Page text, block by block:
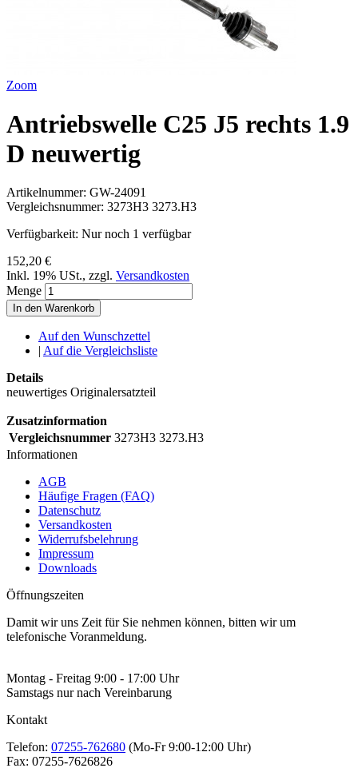
Zoom
Antriebswelle C25 J5 rechts 1.9
D neuwertig
Artikelnummer: GW-24091
Vergleichsnummer: 3273H3 3273.H3
Verfügbarkeit: Nur noch 1 verfügbar
152,20 €
Inkl. 19% USt., zzgl. Versandkosten
Menge
In den Warenkorb
Auf den Wunschzettel
| Auf die Vergleichsliste
Details
neuwertiges Originalersatzteil
Zusatzinformation
Vergleichsnummer 3273H3 3273.H3
Informationen
AGB
Häufige Fragen (FAQ)
Datenschutz
Versandkosten
Widerrufsbelehrung
Impressum
Downloads
Öffnungszeiten
Damit wir uns Zeit für Sie nehmen können, bitten wir um
telefonische Voranmeldung.
Montag - Freitag 9:00 - 17:00 Uhr
Samstags nur nach Vereinbarung
Kontakt
Telefon: 07255-762680 (Mo-Fr 9:00-12:00 Uhr)
Fax: 07255-7626826